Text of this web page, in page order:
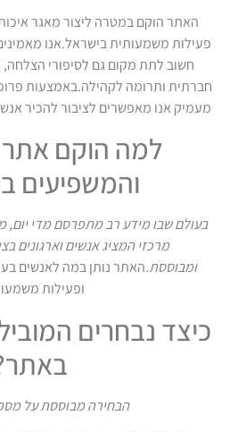
האתר הוקם במטרה ליצור מאגר
פעילות משמעותית בישראל.אנו
חשוב לתת מקום גם לסיפורי הצלחה,
חברתית ותרומה לקהילה.באמצעות
מעמיק אנו מאפשרים לציבור להכיר
למה הוקם אתר
והמשפיעים
בעולם שבו מידע רב מתפרסם מדי יום,
מרכזי המציג אנשים וארגונים
ומבוססת.האתר נותן במה לאנשים
ופעילות
כיצד נבחרים
הבחירה מבוססת על